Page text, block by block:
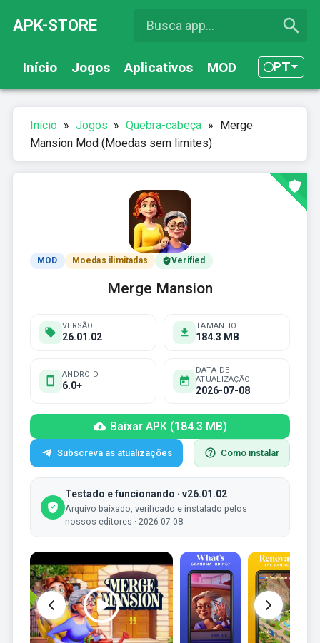
APK-STORE
Início Jogos Aplicativos MOD PT
Início » Jogos » Quebra-cabeça » Merge
Mansion Mod (Moedas sem limites)
MOD Moedas ilimitadas Verified
Merge Mansion
VERSÃO
26.01.02
TAMANHO
184.3 MB
ANDROID
6.0+
DATA DE
ATUALIZAÇÃO:
2026-07-08
Baixar APK (184.3 MB)
Subscreva as atualizações Como instalar
Testado e funcionando · v26.01.02
Arquivo baixado, verificado e instalado pelos
nossos editores · 2026-07-08